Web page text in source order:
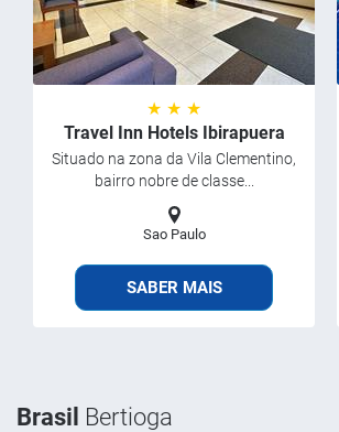
★ ★ ★
Travel Inn Hotels Ibirapuera
Situado na zona da Vila Clementino,
bairro nobre de classe...
Sao Paulo
SABER MAIS
Brasil Bertioga